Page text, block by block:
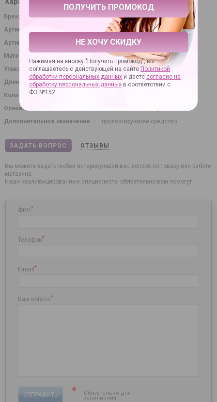
Бренд
Sitabella
Артикул
225430
Артикул производителя
Материал
латекс
Упаковка
картонная коробка
Длина в сантиметрах
19.00
Коллекция
Основное назначение
Дополнительное назначение
пролонгирующее средство
ЗАДАТЬ ВОПРОС ОТЗЫВЫ
Вы можете задать любой интересующий вас вопрос по товару или работе
магазина.
Наши квалифицированные специалисты обязательно вам помогут.
ФИО*
Телефон*
E-mail *
Ваш вопрос*
ОТПРАВИТЬ * — Обязательно для
заполнения
НЕ ХОЧУ СКИДКУ
Нажимая на кнопку "Получить промокод", вы
соглашаетесь с действующей на сайте Политикой
обработки персональных данных и даете согласие на
обработку персональных данных в соответствии с
ФЗ №152.